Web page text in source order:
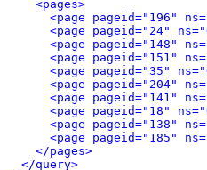
<pages>
<page pageid="196"
<page pageid="24"
<page pageid="148"
<page pageid="151"
<page pageid="35"
<page pageid="204"
<page pageid="141"
<page pageid="18"
<page pageid="138"
<page pageid="185"
</pages>
</query>